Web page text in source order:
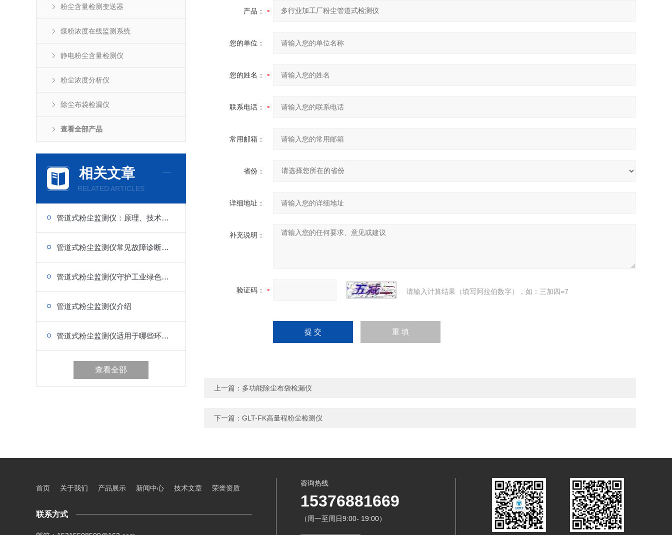
粉尘含量检测变送器
煤粉浓度在线监测系统
静电粉尘含量检测仪
粉尘浓度分析仪
除尘布袋检漏仪
查看全部产品
相关文章
RELATED ARTICLES
管道式粉尘监测仪：原理、技术特点与应用解析
管道式粉尘监测仪常见故障诊断与快速维修技巧分享
管道式粉尘监测仪守护工业绿色生产
管道式粉尘监测仪介绍
管道式粉尘监测仪适用于哪些环境监测
查看全部
产品：
您的单位：
您的姓名：
联系电话：
常用邮箱：
省份：
详细地址：
补充说明：
验证码： 请输入计算结果（填写阿拉伯数字），如：三加四=7
上一篇： 多功能除尘布袋检漏仪
下一篇： GLT-FK高量程粉尘检测仪
首页 关于我们 产品展示 新闻中心 技术文章 荣誉资质
联系方式
咨询热线
15376881669
（周一至周日9:00- 19:00）